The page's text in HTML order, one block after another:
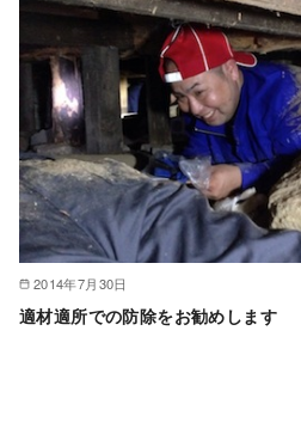
2014年7月30日
適材適所での防除をお勧めします